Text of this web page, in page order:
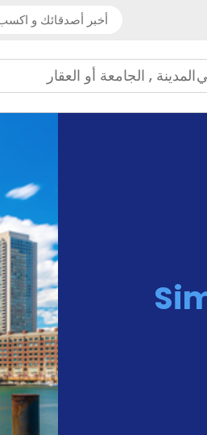
أخبر أصدقائك و
المدينة , الجامعة أو العقار